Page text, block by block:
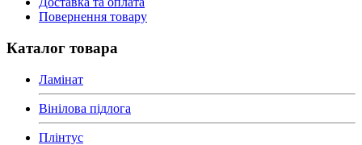
Повернення товару
Каталог товара
Ламінат
Вінілова підлога
Плінтус